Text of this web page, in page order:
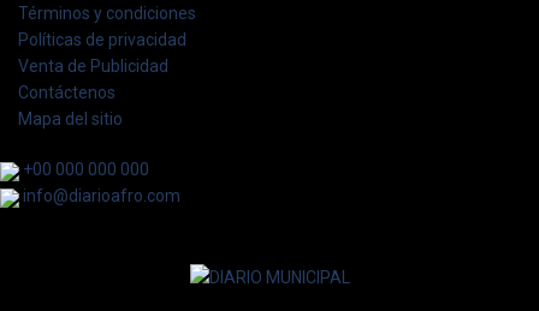
Términos y condiciones
Políticas de privacidad
Venta de Publicidad
Contáctenos
Mapa del sitio
+00 000 000 000
info@diarioafro.com